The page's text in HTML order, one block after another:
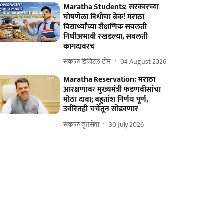
Maratha Students: सरकारच्या
घोषणेला निधीचा ब्रेक! मराठा
विद्यार्थ्यांच्या शैक्षणिक सवलती
निधीअभावी रखडल्या, सवलती
कागदावरच
सकाळ डिजिटल टीम 04 August 2026
Maratha Reservation: मराठा
आरक्षणावर मुख्यमंत्री फडणवीसांचा
मोठा दावा; बहुतांश निर्णय पूर्ण,
उर्वरितही चर्चेतून सोडवणार
सकाळ वृत्तसेवा 30 July 2026